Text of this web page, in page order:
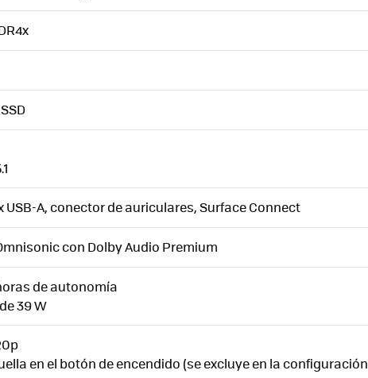
x USB-A, conector de auriculares, Surface Connect
con Dolby Audio Premium
de autonomía
39 W
en el botón de encendido (se excluye en la configuración